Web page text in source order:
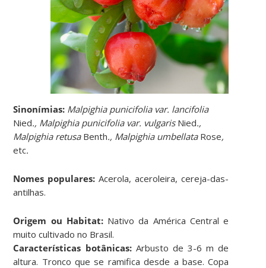
Sinonímias: Malpighia punicifolia var. lancifolia
Nied., Malpighia punicifolia var. vulgaris Nied.,
Malpighia retusa Benth., Malpighia umbellata Rose,
etc.
Nomes populares:Acerola, aceroleira, cereja-das-
antilhas.
Origem ou Habitat: Nativo da América Central e
muito cultivado no Brasil.
Características botânicas: Arbusto de 3-6 m de
altura. Tronco que se ramifica desde a base. Copa